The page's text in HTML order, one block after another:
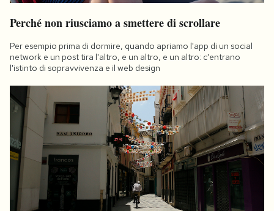
Perché non riusciamo a smettere di scrollare
Per esempio prima di dormire, quando apriamo l'app di un social
network e un post tira l'altro, e un altro, e un altro: c'entrano
l'istinto di sopravvivenza e il web design